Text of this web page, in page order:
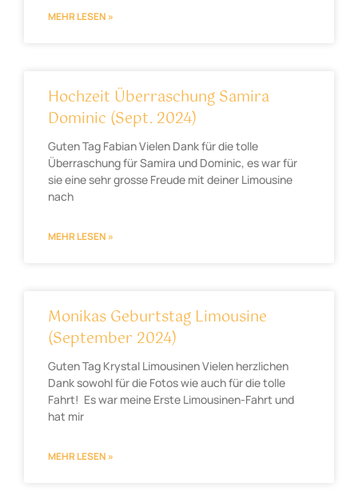
MEHR LESEN »
Hochzeit Überraschung Samira
Dominic (Sept. 2024)
Guten Tag Fabian Vielen Dank für die tolle
Überraschung für Samira und Dominic, es war für
sie eine sehr grosse Freude mit deiner Limousine
nach
MEHR LESEN »
Monikas Geburtstag Limousine
(September 2024)
Guten Tag Krystal Limousinen Vielen herzlichen
Dank sowohl für die Fotos wie auch für die tolle
Fahrt! Es war meine Erste Limousinen-Fahrt und
hat mir
MEHR LESEN »